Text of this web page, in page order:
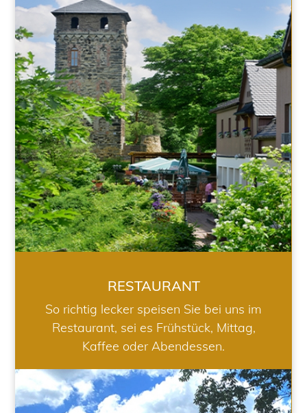
RESTAURANT
RESTAURANT
So richtig lecker speisen Sie bei uns im
Restaurant, sei es Frühstück, Mittag,
Kaffee oder Abendessen.